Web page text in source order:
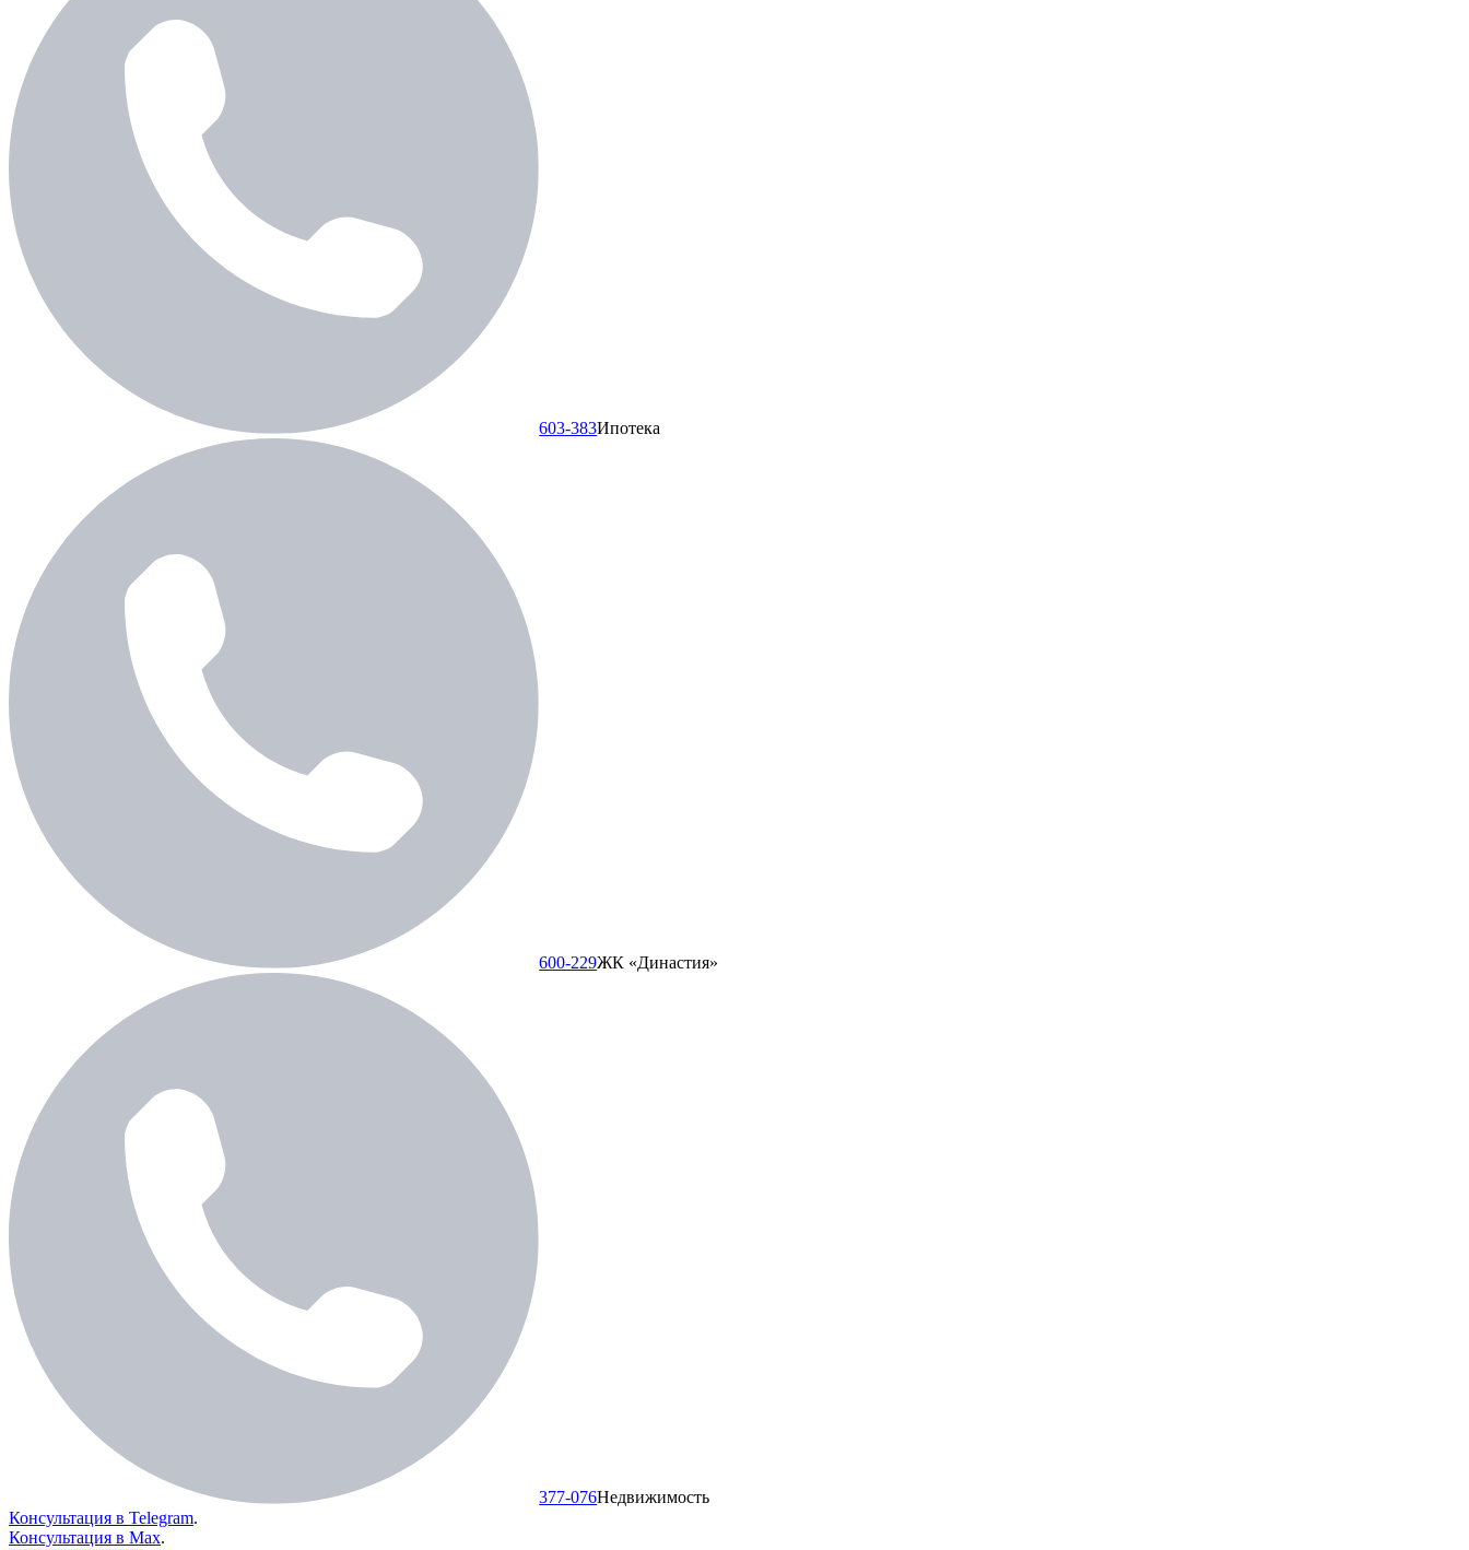
603-383Ипотека
600-229ЖК «Династия»
377-076Недвижимость
Консультация в Telegram.
Консультация в Max.